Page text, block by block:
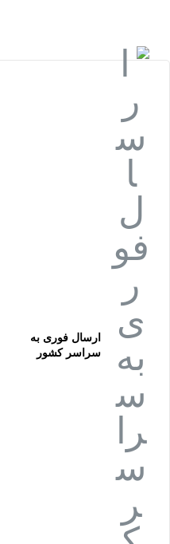
ارسال فوری به
سراسر کشور